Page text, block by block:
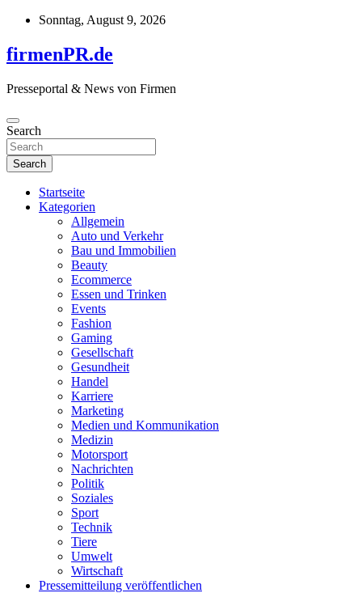
Skip
content
Sonntag, August 9, 2026
firmenPR.de
Presseportal & News von Firmen
Search
Search
Startseite
Kategorien
Allgemein
Auto und Verkehr
Bau und Immobilien
Beauty
Ecommerce
Essen und Trinken
Events
Fashion
Gaming
Gesellschaft
Gesundheit
Handel
Karriere
Marketing
Medien und Kommunikation
Medizin
Motorsport
Nachrichten
Politik
Soziales
Sport
Technik
Tiere
Umwelt
Wirtschaft
Pressemitteilung veröffentlichen